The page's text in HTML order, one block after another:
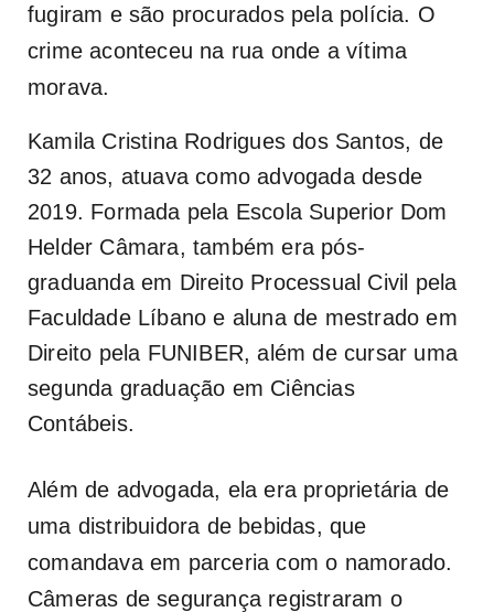
fugiram e são procurados pela polícia. O
crime aconteceu na rua onde a vítima
morava.
Kamila Cristina Rodrigues dos Santos, de
32 anos, atuava como advogada desde
2019. Formada pela Escola Superior Dom
Helder Câmara, também era pós-
graduanda em Direito Processual Civil pela
Faculdade Líbano e aluna de mestrado em
Direito pela FUNIBER, além de cursar uma
segunda graduação em Ciências
Contábeis.
Além de advogada, ela era proprietária de
uma distribuidora de bebidas, que
comandava em parceria com o namorado.
Câmeras de segurança registraram o